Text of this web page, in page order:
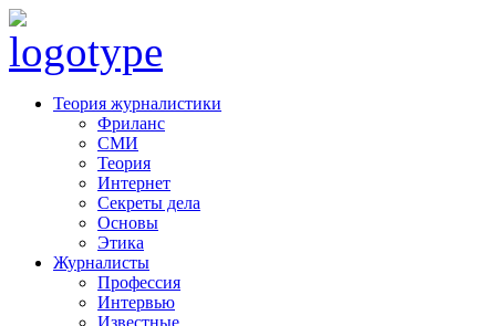
Теория журналистики
Фриланс
СМИ
Теория
Интернет
Секреты дела
Основы
Этика
Журналисты
Профессия
Интервью
Известные